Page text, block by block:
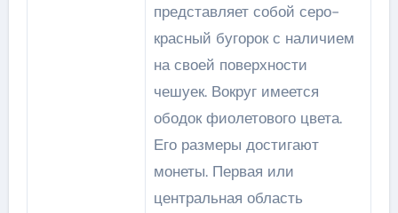
представляет собой серо-
красный бугорок с наличием
на своей поверхности
чешуек. Вокруг имеется
ободок фиолетового цвета.
Его размеры достигают
монеты. Первая или
центральная область